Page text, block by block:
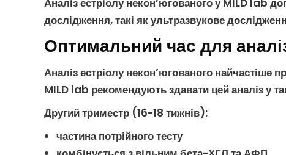
Аналіз естріолу некон’югованогоу MILD lab
дослідження, такі якультразвукове
Оптимальний час для
Аналіз естріолу некон’югованого найчастіше
MILD lab рекомендують здавати цей аналіз у
Другий триместр (16-18 тижнів):
частинапотрійного тесту